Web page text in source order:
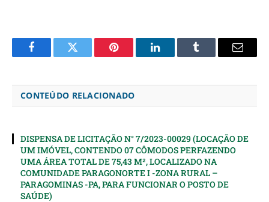
FacebookTwitter Pinterest LinkedInTumblr Email
CONTEÚDO RELACIONADO
DISPENSA DE LICITAÇÃO N° 7/2023-00029 (LOCAÇÃO DE
UM IMÓVEL, CONTENDO 07 CÔMODOS PERFAZENDO
UMA ÁREA TOTAL DE 75,43 M², LOCALIZADO NA
COMUNIDADE PARAGONORTE I -ZONA RURAL –
PARAGOMINAS -PA, PARA FUNCIONAR O POSTO DE
SAÚDE)